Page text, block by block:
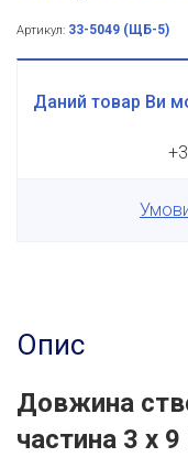
Артикул: 33-5049 (ЩБ-5)
Даний товар Ви
Опис
Довжина
частина 3 х